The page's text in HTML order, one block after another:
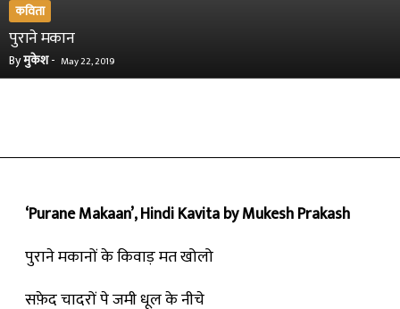
कविता
पुराने मकान
Byमुकेश- May 22, 2019
‘Purane Makaan’, Hindi Kavita by Mukesh Prakash
पुराने मकानों के किवाड़ मत खोलो
सफ़ेद चादरों पे जमी धूल के नीचे